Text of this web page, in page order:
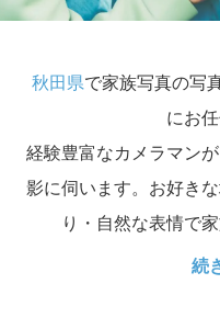
秋田県で家族写真の写
にお
経験豊富なカメラマン
影に伺います。お好き
り・自然な表情で
続